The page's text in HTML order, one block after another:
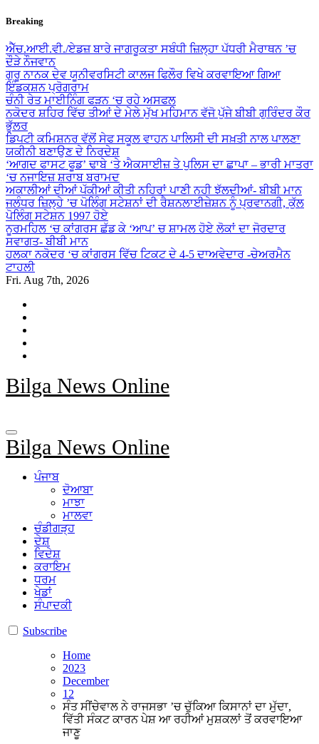
Skip
content
Breaking
ਐੱਚ.ਆਈ.ਵੀ./ਏਡਜ਼ ਬਾਰੇ ਜਾਗਰੂਕਤਾ ਸਬੰਧੀ ਜ਼ਿਲ੍ਹਾ ਪੱਧਰੀ ਮੈਰਾਥਨ ’ਚ
ਦੌੜੇ ਨੌਜਵਾਨ
ਗੁਰੂ ਨਾਨਕ ਦੇਵ ਯੂਨੀਵਰਸਿਟੀ ਕਾਲਜ ਫਿਲੌਰ ਵਿਖੇ ਕਰਵਾਇਆ ਗਿਆ
ਇੰਡਕਸ਼ਨ ਪ੍ਰੋਗਰਾਮ
ਚੰਨੀ ਰੇਤ ਮਾਈਨਿੰਗ ਫੜਨ ‘ਚ ਰਹੇ ਅਸਫਲ
ਨਕੋਦਰ ਸ਼ਹਿਰ ਵਿੱਚ ਤੀਆਂ ਦੇ ਮੇਲੇ ਮੁੱਖ ਮਹਿਮਾਨ ਵੱਜੋ ਪੁੱਜੇ ਬੀਬੀ ਗੁਰਿੰਦਰ ਕੌਰ
ਭੁੱਲਰ
ਡਿਪਟੀ ਕਮਿਸ਼ਨਰ ਵੱਲੋਂ ਸੇਫ ਸਕੂਲ ਵਾਹਨ ਪਾਲਿਸੀ ਦੀ ਸਖ਼ਤੀ ਨਾਲ ਪਾਲਣਾ
ਯਕੀਨੀ ਬਣਾਉਣ ਦੇ ਨਿਰਦੇਸ਼
‘ਆਗਦ ਫਾਸਟ ਫੂਡ’ ਢਾਬੇ ‘ਤੇ ਐਕਸਾਈਜ਼ ਤੇ ਪੁਲਿਸ ਦਾ ਛਾਪਾ – ਭਾਰੀ ਮਾਤਰਾ
‘ਚ ਨਜਾਇਜ਼ ਸ਼ਰਾਬ ਬਰਾਮਦ
ਅਕਾਲੀਆਂ ਦੀਆਂ ਪੱਕੀਆਂ ਕੀਤੀ ਨਹਿਰਾਂ ਪਾਣੀ ਨਹੀ ਝੱਲਦੀਆਂ- ਬੀਬੀ ਮਾਨ
ਜਲੰਧਰ ਜ਼ਿਲ੍ਹੇ ’ਚ ਪੋਲਿੰਗ ਸਟੇਸ਼ਨਾਂ ਦੀ ਰੈਸ਼ਨਲਾਈਜ਼ੇਸ਼ਨ ਨੂੰ ਪ੍ਰਵਾਨਗੀ, ਕੁੱਲ
ਪੋਲਿੰਗ ਸਟੇਸ਼ਨ 1997 ਹੋਏ
ਨੂਰਮਹਿਲ ‘ਚ ਕਾਂਗਰਸ ਛੱਡ ਕੇ ‘ਆਪ’ ਚ ਸ਼ਾਮਲ ਹੋਏ ਲੋਕਾਂ ਦਾ ਜੋਰਦਾਰ
ਸਵਾਗਤ- ਬੀਬੀ ਮਾਨ
ਹਲਕਾ ਨਕੋਦਰ ‘ਚ ਕਾਂਗਰਸ ਵਿੱਚ ਟਿਕਟ ਦੇ 4-5 ਦਾਅਵੇਦਾਰ -ਚੇਅਰਮੈਨ
ਟਾਹਲੀ
Fri. Aug 7th, 2026
Bilga News Online
Bilga News Online
ਪੰਜਾਬ
ਦੋਆਬਾ
ਮਾਝਾ
ਮਾਲਵਾ
ਚੰਡੀਗੜ੍ਹ
ਦੇਸ਼
ਵਿਦੇਸ਼
ਕਰਾਇਮ
ਧਰਮ
ਖੇਡਾਂ
ਸੰਪਾਦਕੀ
Subscribe
Home
2023
December
12
ਸੰਤ ਸੀਂਚੇਵਾਲ ਨੇ ਰਾਜਸਭਾ ’ਚ ਚੁੱਕਿਆ ਕਿਸਾਨਾਂ ਦਾ ਮੁੱਦਾ,
ਵਿੱਤੀ ਸੰਕਟ ਕਾਰਨ ਪੇਸ਼ ਆ ਰਹੀਆਂ ਮੁਸ਼ਕਲਾਂ ਤੋਂ ਕਰਵਾਇਆ
ਜਾਣੂ